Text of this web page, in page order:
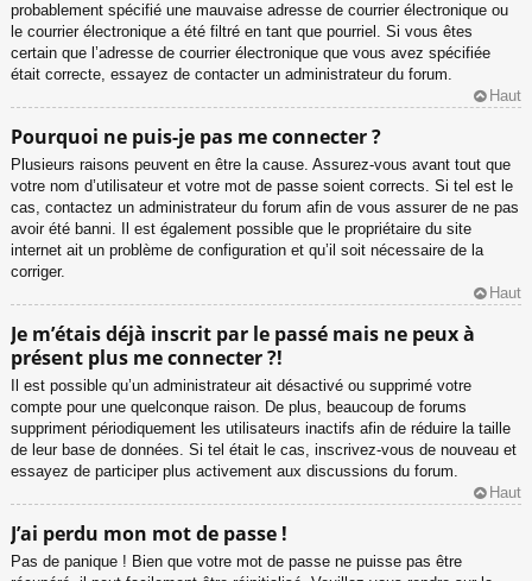
probablement spécifié une mauvaise adresse de courrier électronique ou
le courrier électronique a été filtré en tant que pourriel. Si vous êtes
certain que l’adresse de courrier électronique que vous avez spécifiée
était correcte, essayez de contacter un administrateur du forum.
Haut
Pourquoi ne puis-je pas me connecter ?
Plusieurs raisons peuvent en être la cause. Assurez-vous avant tout que
votre nom d’utilisateur et votre mot de passe soient corrects. Si tel est le
cas, contactez un administrateur du forum afin de vous assurer de ne pas
avoir été banni. Il est également possible que le propriétaire du site
internet ait un problème de configuration et qu’il soit nécessaire de la
corriger.
Haut
Je m’étais déjà inscrit par le passé mais ne peux à
présent plus me connecter ?!
Il est possible qu’un administrateur ait désactivé ou supprimé votre
compte pour une quelconque raison. De plus, beaucoup de forums
suppriment périodiquement les utilisateurs inactifs afin de réduire la taille
de leur base de données. Si tel était le cas, inscrivez-vous de nouveau et
essayez de participer plus activement aux discussions du forum.
Haut
J’ai perdu mon mot de passe !
Pas de panique ! Bien que votre mot de passe ne puisse pas être